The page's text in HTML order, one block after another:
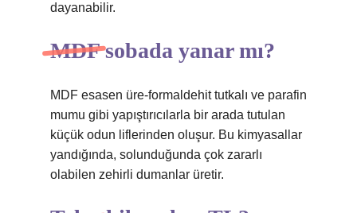
dayanabilir.
MDF sobada yanar mı?
MDF esasen üre-formaldehit tutkalı ve parafin
mumu gibi yapıştırıcılarla bir arada tutulan
küçük odun liflerinden oluşur. Bu kimyasallar
yandığında, solunduğunda çok zararlı
olabilen zehirli dumanlar üretir.